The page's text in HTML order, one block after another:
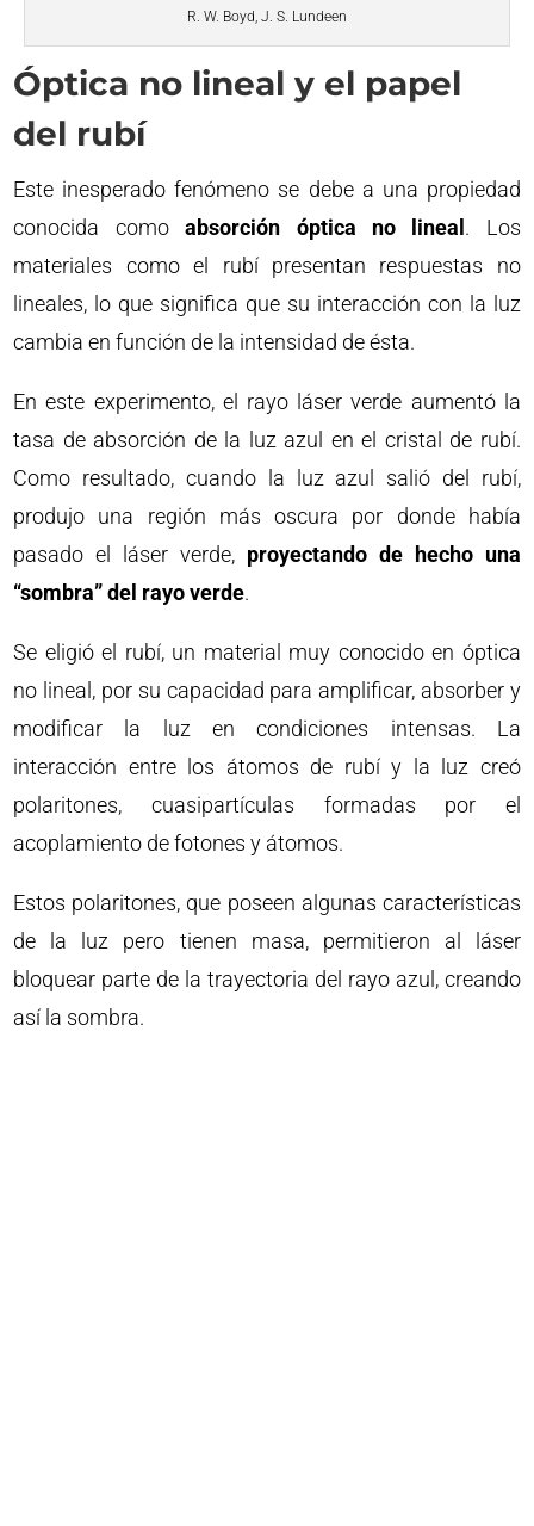
R. W. Boyd, J. S. Lundeen
Óptica no lineal y el papel
del rubí
Este inesperado fenómeno se debe a una propiedad
conocida comoabsorción óptica no lineal. Los
materiales como el rubí presentan respuestas no
lineales, lo que significa que su interacción con la luz
cambia en función de la intensidad de ésta.
En este experimento, el rayo láser verde aumentó la
tasa de absorción de la luz azul en el cristal de rubí.
Como resultado, cuando la luz azul salió del rubí,
produjo una región más oscura por donde había
pasado el láser verde, proyectando de hecho una
“sombra” del rayo verde.
Se eligió el rubí, un material muy conocido en óptica
no lineal, por su capacidad para amplificar, absorber y
modificar la luz en condiciones intensas. La
interacción entre los átomos de rubí y la luz creó
polaritones, cuasipartículas formadas por el
acoplamiento de fotones y átomos.
Estos polaritones, que poseen algunas características
de la luz pero tienen masa, permitieron al láser
bloquear parte de la trayectoria del rayo azul, creando
así la sombra.